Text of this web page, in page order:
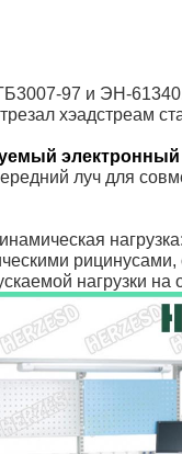
97 и ЭН-
хэадстреам
луч для
нагрузки на